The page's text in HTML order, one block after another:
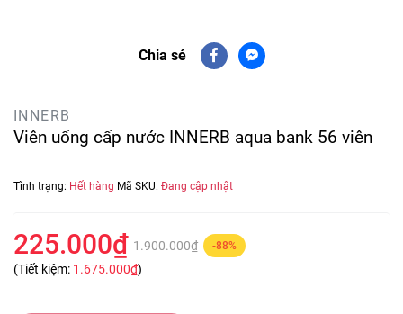
Chia sẻ
INNERB
Viên uống cấp nước INNERB aqua bank 56 viên
Tình trạng: Hết hàng Mã SKU: Đang cập nhật
225.000₫ 1.900.000₫ -88%
(Tiết kiệm: 1.675.000₫)